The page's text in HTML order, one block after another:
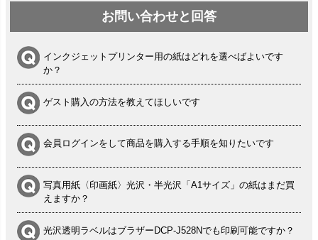
お問い合わせと回答
インクジェットプリンター用の紙はどれを選べばよいです
か？
ゲスト購入の方法を教えてほしいです
会員ログインをして商品を購入する手順を知りたいです
写真用紙〈印画紙〉光沢・半光沢「A1サイズ」の紙はまだ買
えますか？
光沢透明ラベルはブラザーDCP-J528Nでも印刷可能ですか？